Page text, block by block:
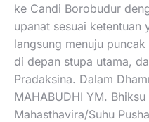
ke Candi Borobudur
upanat sesuai ketentuan
langsung menuju
di depan stupa utama,
Pradaksina. Dalam
MAHABUDHI YM.
Mahasthavira/Suhu